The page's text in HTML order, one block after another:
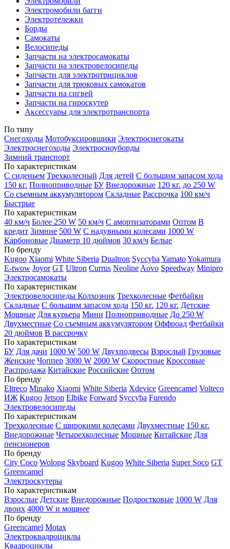
Электромобили багги
Электротележки
Борды
Самокаты
Велосипеды
Запчасти на электросамокаты
Запчасти на электровелосипеды
Запчасти для электротрициклов
Запчасти для трюковых самокатов
Запчасти на сигвей
Запчасти на гироскутер
Аксессуары для электротранспорта
По типу
Снегоходы Мотобуксировщики Электроснегокаты
Электроснегоходы Электросноуборды
Зимний транспорт
По характеристикам
С сиденьем Трехколесный Для детей С большим запасом хода
150 кг. Полноприводные БУ Внедорожные 120 кг. до 250 W
Со съемным аккумулятором Складные Рассрочка 100 км/ч
Быстрые
По характеристикам
40 км/ч Более 250 W 50 км/ч С амортизаторами Оптом В
кредит Зимние 500 W С надувными колесами 1000 W
Карбоновые Диаметр 10 дюймов 30 км/ч Белые
По бренду
Kugoo Xiaomi White Siberia Dualtron Syccyba YamatoYokamura
E-twow Joyor GT Ultron Currus Neoline Aovo Speedway Minipro
Электросамокаты
По характеристикам
Электровелосипеды Колхозник Трехколесные Фетбайки
Складные С большим запасом хода 150 кг. 120 кг. Детские
Мощные Для курьера Мини Полноприводные До 250 W
Двухместные Со съемным аккумулятором Оффроад Фетбайки
20 дюймов В рассрочку
По характеристикам
БУ Для дачи 1000 W 500 W Двухподвесы Взрослый Грузовые
Женские Чоппер 3000 W 2000 W Скоростные Кроссовые
Распродажа Китайские Российские Оптом
По бренду
Eltreco Minako Xiaomi White Siberia Xdevice Greencamel Volteco
ИЖ Kugoo Jetson Elbike Forward Syccyba Furendo
Электровелосипеды
По характеристикам
Трехколесные С широкими колесами Двухместные 150 кг.
Внедорожные Четырехколесные Мощные Китайские Для
пенсионеров
По бренду
City Coco Wolong Skyboard Kugoo White Siberia Super Soco GT
Greencamel
Электроскутеры
По характеристикам
Взрослые Детские Внедорожные Подростковые 1000 W Для
двоих 4000 W и мощнее
По бренду
Greencamel Motax
Электроквадроциклы
Квадроциклы